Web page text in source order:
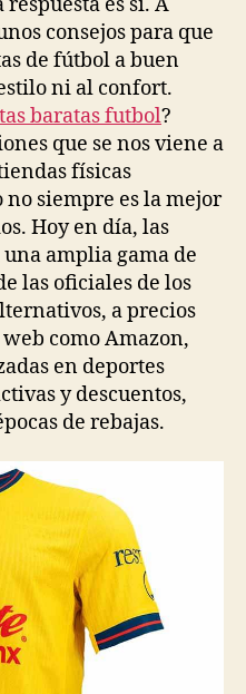
consejos para que
de fútbol a buen
ni al confort.
baratas futbol?
que se nos viene a
físicas
no siempre es la mejor
Hoy en día, las
amplia gama de
las oficiales de los
a precios
como Amazon,
en deportes
y descuentos,
de rebajas.